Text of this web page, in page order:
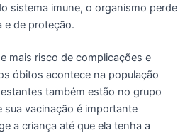
sistema imune, o organismo perde
e de proteção.
mais risco de complicações e
óbitos acontece na população
também estão no grupo
sua vacinação é importante
a criança até que ela tenha a